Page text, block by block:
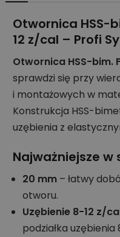
Otwornica HSS-
12 z/cal – Profi
Otwornica HSS-bim.
sprawdzi się przy
i montażowych w
Konstrukcja HSS-
uzębienia z
Najważniejsze w
20 mm – łatwy
otworu.
Uzębienie 8-12 z/
podziałka